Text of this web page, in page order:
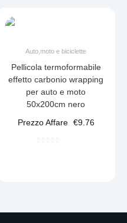
Auto,moto e biciclette
Pellicola termoformabile
effetto carbonio wrapping
per auto e moto
50x200cm nero
€9.76
Prezzo Affare